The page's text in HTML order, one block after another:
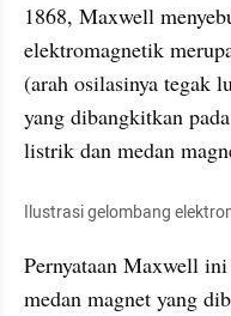
1868, Maxwell
elektromagnetik
(arah osilasinya tegak
yang dibangkitkan
listrik dan medan
Ilustrasi gelombang
Pernyataan Maxwell
medan magnet yang